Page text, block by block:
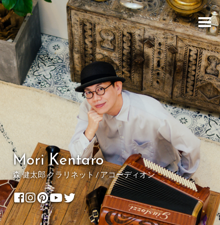
Mori Kentaro
森 健太郎 クラリネット / アコーディオン